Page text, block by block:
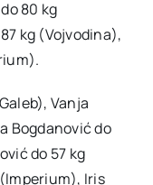
80 kg
kg (Vojvodina),
Vanja
Bogdanović do
do 57 kg
Iris